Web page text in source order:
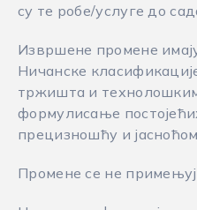
су те робе/услуге до
Извршене промене
Ничанске
тржишта и
формулисање
прецизношћу и
Промене се не